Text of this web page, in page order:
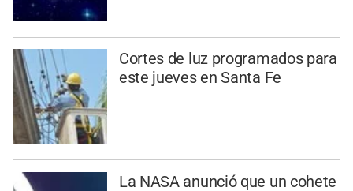
Cortes de luz programados para
este jueves en Santa Fe
La NASA anunció que un cohete